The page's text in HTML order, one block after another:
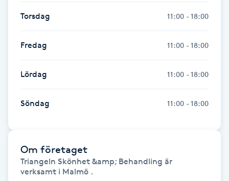
Gravidyoga
Hatha Yoga
Healing
Torsdag 11:00 - 18:00
Fredag 11:00 - 18:00
Lördag 11:00 - 18:00
Söndag 11:00 - 18:00
Om företaget
Triangeln Skönhet &amp; Behandling är
verksamt i Malmö .